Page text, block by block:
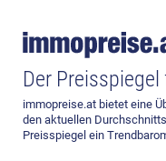
Der
immopreise.at bietet eine
den aktuellen
Preisspiegel ein